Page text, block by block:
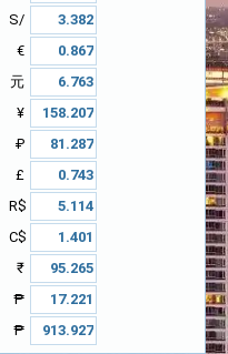
S/
€
元
¥
₽
£
R$
C$
₹
₱
₱